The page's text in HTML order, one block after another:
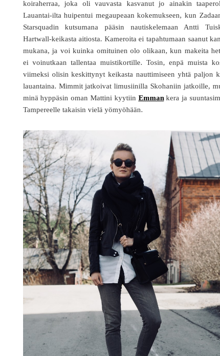
koiraherraa, joka oli vauvasta kasvanut jo ainakin
Lauantai-ilta huipentui megaupeaan kokemukseen, kun
Starsquadin kutsumana pääsin nautiskelemaan Antti
Hartwall-keikasta aitiosta. Kameroita ei tapahtumaan saanut
mukana, ja voi kuinka omituinen olo olikaan, kun makeita
ei voinutkaan tallentaa muistikortille. Tosin, enpä muista
viimeksi olisin keskittynyt keikasta nauttimiseen yhtä paljon
lauantaina. Mimmit jatkoivat limusiinilla Skohaniin jatkoille,
minä hyppäsin oman Mattini kyytiin Emmankera ja
Tampereelle takaisin vielä yömyöhään.